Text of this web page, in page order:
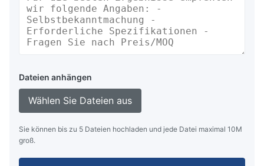
Dateien anhängen
Wählen Sie Dateien aus
Sie können bis zu 5 Dateien hochladen und jede Datei maximal 10M
groß.